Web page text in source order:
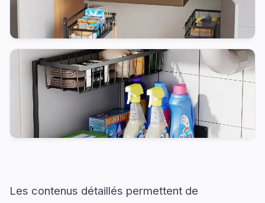
Les contenus détaillés permettent de